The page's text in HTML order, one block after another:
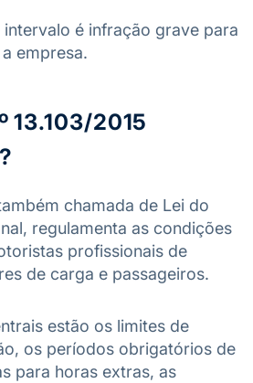
é infração grave para
empresa.
13.103/2015
chamada de Lei do
regulamenta as condições
profissionais de
de carga e passageiros.
estão os limites de
os períodos obrigatórios de
para horas extras, as